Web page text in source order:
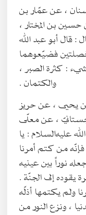
، عن عمّار بن
بن المختار ،
قال أبو عبد الله
فضيّعوهما
: كثرة الصبر ،
والكتمان .
يحيى ، عن حريز
، عن معلّى
عليه‌السلام : يا
من كتم أمرنا
نوراً بين عينيه
يقوده إلى الجنّة .
ولم يكتمها أذلّه
، ونزع النور من